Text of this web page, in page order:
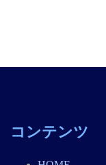
コンテンツ